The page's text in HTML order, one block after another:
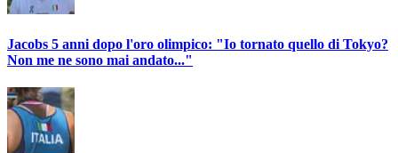
Jacobs 5 anni dopo l'oro olimpico: "Io tornato quello di Tokyo?
Non me ne sono mai andato..."